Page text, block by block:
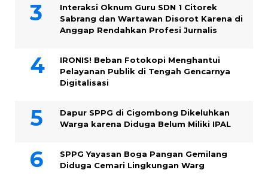
Interaksi Oknum Guru SDN 1 Citorek
Sabrang dan Wartawan Disorot Karena di
Anggap Rendahkan Profesi Jurnalis
IRONIS! Beban Fotokopi Menghantui
Pelayanan Publik di Tengah Gencarnya
Digitalisasi
Dapur SPPG di Cigombong Dikeluhkan
Warga karena Diduga Belum Miliki IPAL
SPPG Yayasan Boga Pangan Gemilang
Diduga Cemari Lingkungan Warg